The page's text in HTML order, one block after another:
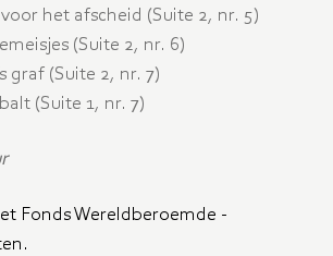
het afscheid (Suite 2, nr. 5)
(Suite 2, nr. 6)
graf (Suite 2, nr. 7)
(Suite 1, nr. 7)
Fonds Wereldberoemde